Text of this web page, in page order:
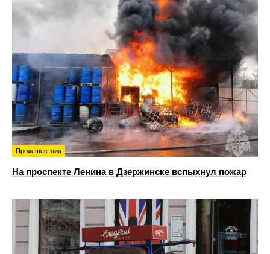
Происшествия
На проспекте Ленина в Дзержинске вспыхнул пожар